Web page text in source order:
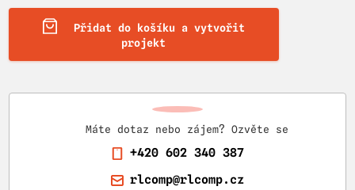
Přidat do košíku a vytvořit
projekt
Máte dotaz nebo zájem? Ozvěte se
+420 602 340 387
rlcomp@rlcomp.cz